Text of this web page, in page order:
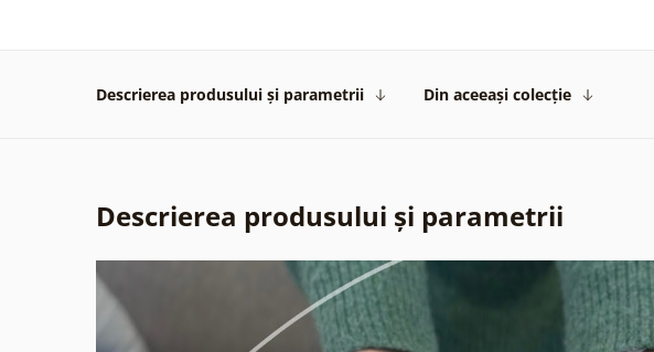
Descrierea produsului și parametrii Din aceeași colecție
Descrierea produsului și parametrii